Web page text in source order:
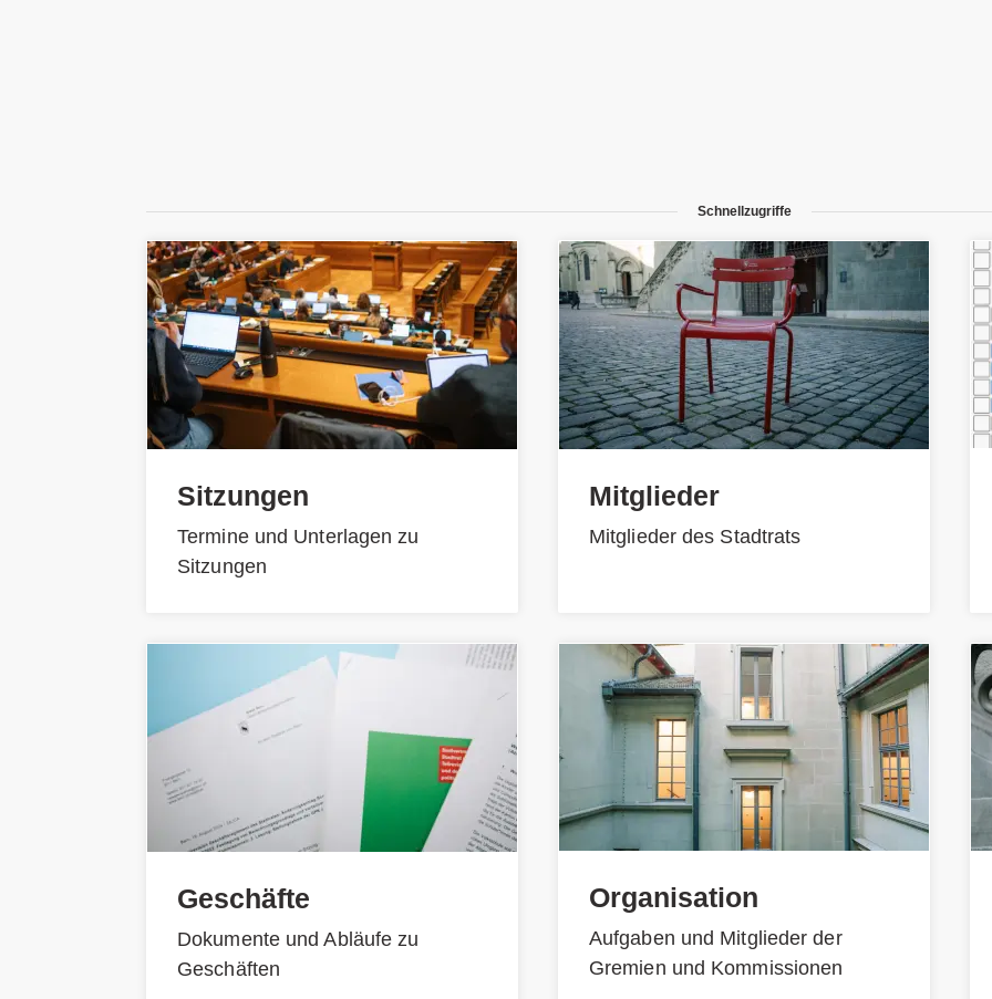
Schnellzugriffe
Sitzungen
Termine und Unterlagen zu
Sitzungen
Geschäfte
Dokumente und Abläufe zu
Geschäften
Mitglieder
Mitglieder des Stadtrats
Organisation
Aufgaben und Mitglieder der
Gremien und Kommissionen